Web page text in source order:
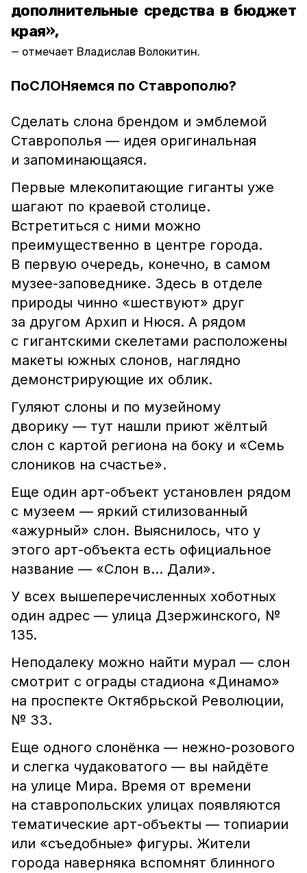
дополнительные средства в бюджет
края»,
отмечает Владислав Волокитин.
ПоСЛОНяемся по Ставрополю?
Сделать слона брендом и эмблемой
Ставрополья — идея оригинальная
и запоминающаяся.
Первые млекопитающие гиганты уже
шагают по краевой столице.
Встретиться с ними можно
преимущественно в центре города.
В первую очередь, конечно, в самом
музее-заповеднике. Здесь в отделе
природы чинно «шествуют» друг
за другом Архип и Нюся. А рядом
с гигантскими скелетами расположены
макеты южных слонов, наглядно
демонстрирующие их облик.
Гуляют слоны и по музейному
дворику — тут нашли приют жёлтый
слон с картой региона на боку и «Семь
слоников на счастье».
Еще один арт-объект установлен рядом
с музеем — яркий стилизованный
«ажурный» слон. Выяснилось, что у
этого арт-объекта есть официальное
название — «Слон в… Дали».
У всех вышеперечисленных хоботных
один адрес — улица Дзержинского, №
135.
Неподалеку можно найти мурал — слон
смотрит с ограды стадиона «Динамо»
на проспекте Октябрьской Революции,
№ 33.
Еще одного слонёнка — нежно-розового
и слегка чудаковатого — вы найдёте
на улице Мира. Время от времени
на ставропольских улицах появляются
тематические арт-объекты — топиарии
или «съедобные» фигуры. Жители
города наверняка вспомнят блинного